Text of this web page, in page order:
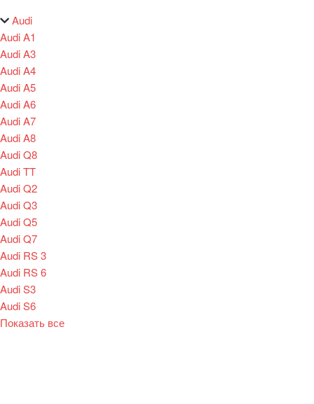
Audi
Audi A1
Audi A3
Audi A4
Audi A5
Audi A6
Audi A7
Audi A8
Audi Q8
Audi TT
Audi Q2
Audi Q3
Audi Q5
Audi Q7
Audi RS 3
Audi RS 6
Audi S3
Audi S6
Показать все